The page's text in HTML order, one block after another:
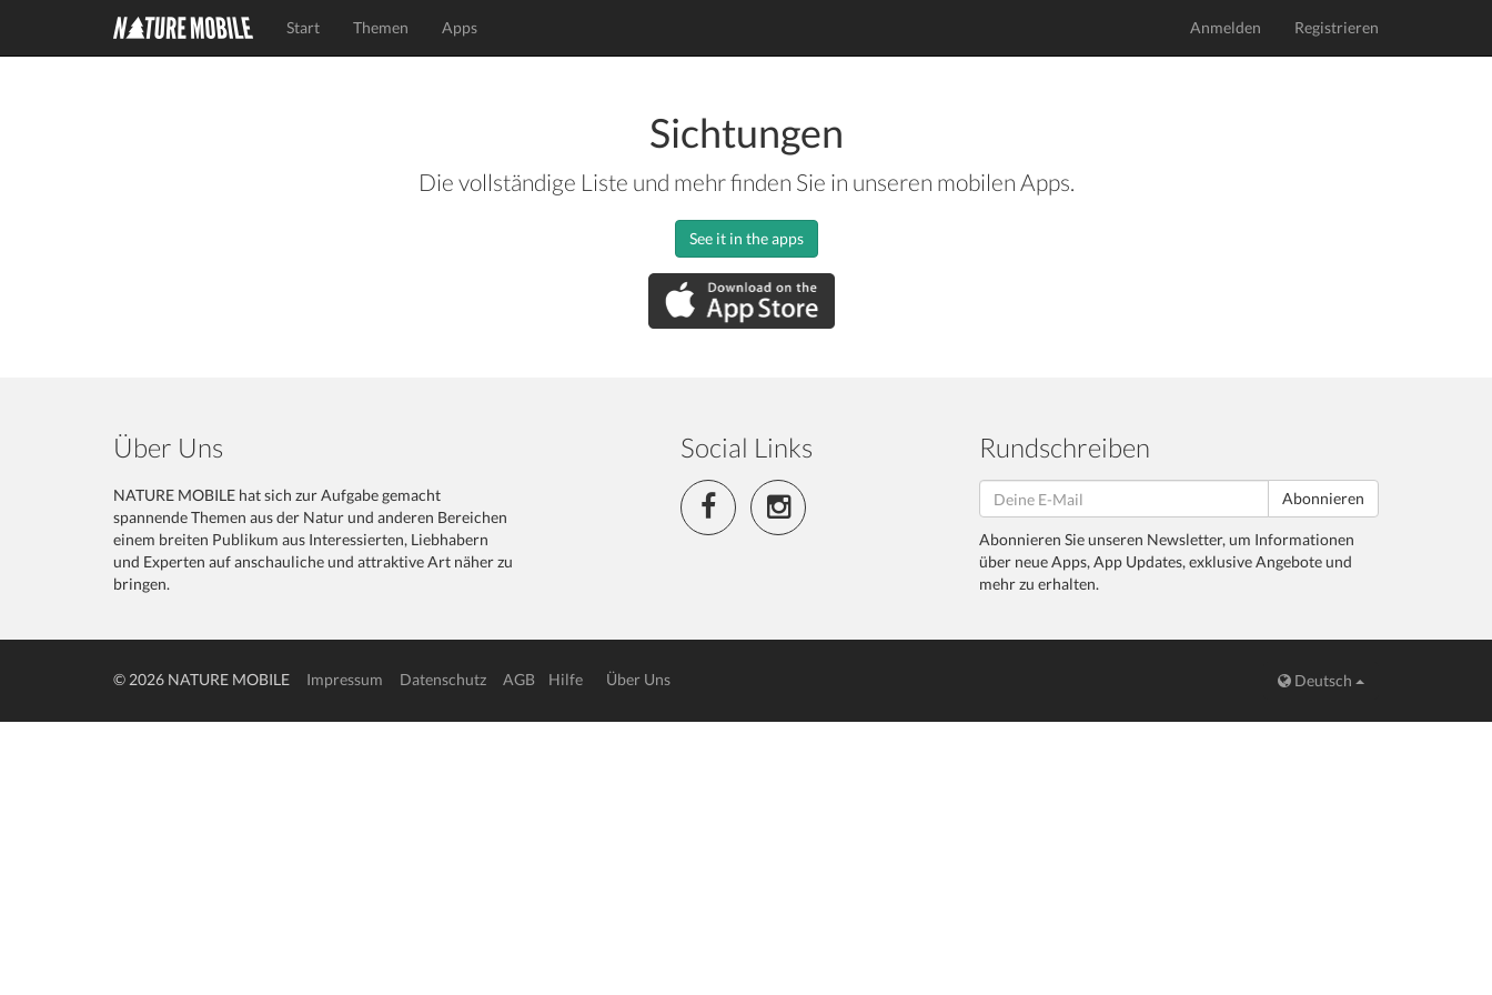
Start Themen Apps Anmelden Registrieren
Sichtungen
Die vollständige Liste und mehr finden Sie in unseren mobilen Apps.
See it in the apps
Über Uns
NATURE MOBILE hat sich zur Aufgabe gemacht
spannende Themen aus der Natur und anderen Bereichen
einem breiten Publikum aus Interessierten, Liebhabern
und Experten auf anschauliche und attraktive Art näher zu
bringen.
Social Links Rundschreiben
Abonnieren
Abonnieren Sie unseren Newsletter, um Informationen
über neue Apps, App Updates, exklusive Angebote und
mehr zu erhalten.
© 2026 NATURE MOBILE Impressum Datenschutz AGB Hilfe Über Uns Deutsch